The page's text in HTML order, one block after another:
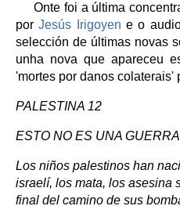
Onte foi a última
porJesús Irigoyen e o
selección de últimas novas
unha nova que apareceu
'mortes por danos colaterais'
PALESTINA 12
ESTO NO ES UNA
Los niños palestinos han
israelí, los mata, los asesina
final del camino de sus